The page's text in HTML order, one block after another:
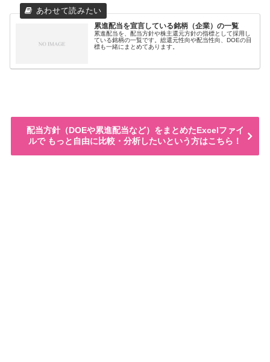
累進配当を宣言している銘柄（企業）の一覧
累進配当を、配当方針や株主還元方針の指標として採用し
ている銘柄の一覧です。総還元性向や配当性向、DOEの目
標も一緒にまとめてあります。
配当方針（DOEや累進配当など）をまとめたExcelファイ
ルで もっと自由に比較・分析したいという方はこちら！